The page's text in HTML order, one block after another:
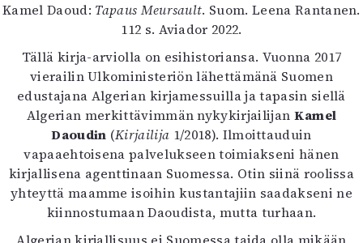
Oulu2026
Näyttelyt
Musiikki
Levyt
Kuvataide
Kirjat
In English
Esitystaide
Arkisto
Lehdet
Kamel Daoud: Tapaus Meursault. Suom. Leena Rantanen.
112 s. Aviador 2022.
Tällä kirja-arviolla on esihistoriansa. Vuonna 2017
vierailin Ulkoministeriön lähettämänä Suomen
edustajana Algerian kirjamessuilla ja tapasin siellä
Algerian merkittävimmän nykykirjailijan Kamel
Daoudin (Kirjailija 1/2018). Ilmoittauduin
vapaaehtoisena palvelukseen toimiakseni hänen
kirjallisena agenttinaan Suomessa. Otin siinä roolissa
yhteyttä maamme isoihin kustantajiin saadakseni ne
kiinnostumaan Daoudista, mutta turhaan.